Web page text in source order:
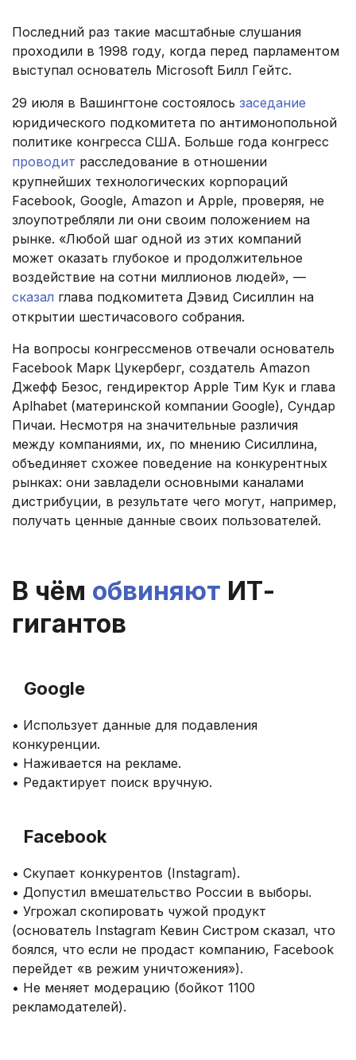
Последний раз такие масштабные слушания
проходили в 1998 году, когда перед парламентом
выступал основатель Microsoft Билл Гейтс.
29 июля в Вашингтоне состоялось заседание
юридического подкомитета по антимонопольной
политике конгресса США. Больше года конгресс
проводит расследование в отношении
крупнейших технологических корпораций
Facebook, Google, Amazon и Apple, проверяя, не
злоупотребляли ли они своим положением на
рынке. «Любой шаг одной из этих компаний
может оказать глубокое и продолжительное
воздействие на сотни миллионов людей», —
сказал глава подкомитета Дэвид Сисиллин на
открытии шестичасового собрания.
На вопросы конгрессменов отвечали основатель
Facebook Марк Цукерберг, создатель Amazon
Джефф Безос, гендиректор Apple Тим Кук и глава
Aplhabet (материнской компании Google), Сундар
Пичаи. Несмотря на значительные различия
между компаниями, их, по мнению Сисиллина,
объединяет схожее поведение на конкурентных
рынках: они завладели основными каналами
дистрибуции, в результате чего могут, например,
получать ценные данные своих пользователей.
В чём обвиняют ИТ-
гигантов
Google
• Использует данные для подавления
конкуренции.
• Наживается на рекламе.
• Редактирует поиск вручную.
Facebook
• Скупает конкурентов (Instagram).
• Допустил вмешательство России в выборы.
• Угрожал скопировать чужой продукт
(основатель Instagram Кевин Систром сказал, что
боялся, что если не продаст компанию, Facebook
перейдет «в режим уничтожения»).
• Не меняет модерацию (бойкот 1100
рекламодателей).